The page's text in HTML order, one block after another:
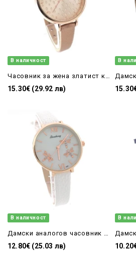
В наличност
15.30€ (29.92 лв)
В
В наличност
12.80€ (25.03 лв)
В